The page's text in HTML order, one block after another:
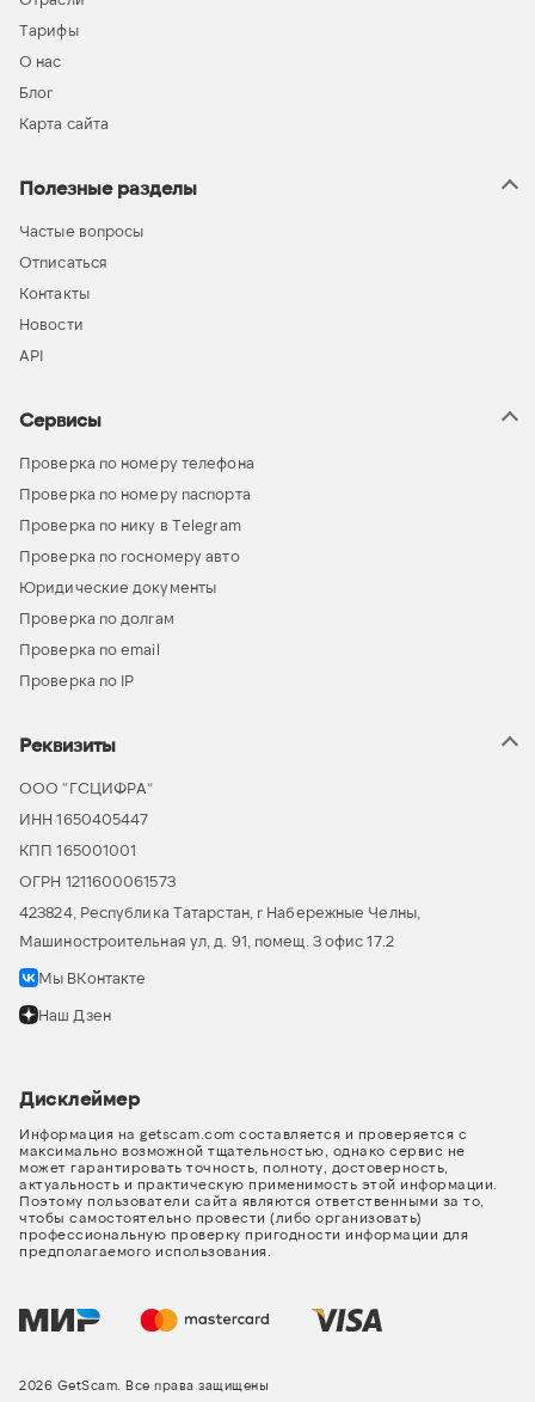
Тарифы
О нас
Блог
Карта сайта
Полезные разделы
Частые вопросы
Отписаться
Контакты
Новости
API
Сервисы
Проверка по номеру телефона
Проверка по номеру паспорта
Проверка по нику в Telegram
Проверка по госномеру авто
Юридические документы
Проверка по долгам
Проверка по email
Проверка по IP
Реквизиты
ООО “ГСЦИФРА”
ИНН 1650405447
КПП 165001001
ОГРН 1211600061573
423824, Республика Татарстан, г Набережные Челны,
Машиностроительная ул, д. 91, помещ. 3 офис 17.2
Мы ВКонтакте
Наш Дзен
Дисклеймер
Информация на getscam.com составляется и проверяется с
максимально возможной тщательностью, однако сервис не
может гарантировать точность, полноту, достоверность,
актуальность и практическую применимость этой информации.
Поэтому пользователи сайта являются ответственными за то,
чтобы самостоятельно провести (либо организовать)
профессиональную проверку пригодности информации для
предполагаемого использования.
2026 GetScam. Все права защищены